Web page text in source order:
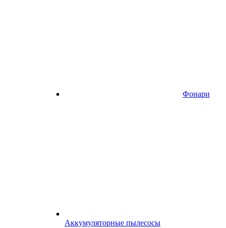
Фонари
Аккумуляторные пылесосы